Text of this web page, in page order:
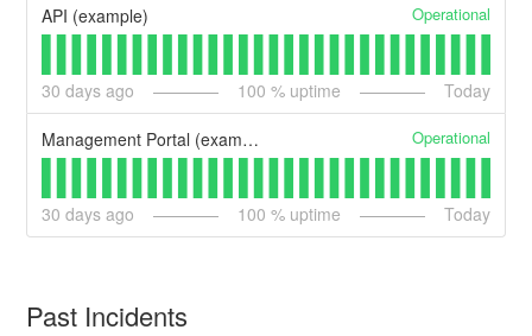
API (example) Operational
30 days ago 100 % uptime Today
Management Portal (example) Operational
30 days ago 100 % uptime Today
Past Incidents